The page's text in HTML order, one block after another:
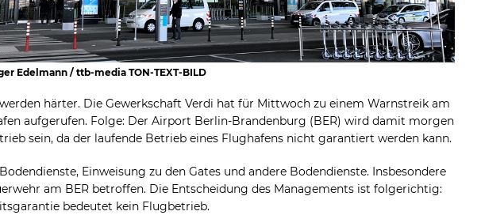
Edelmann / ttb-media TON-TEXT-BILD
härter. Die Gewerkschaft Verdi hat für Mittwoch zu einem Warnstreik am
aufgerufen. Folge: Der Airport Berlin-Brandenburg (BER) wird damit morgen
sein, da der laufende Betrieb eines Flughafens nicht garantiert werden kann.
Einweisung zu den Gates und andere Bodendienste. Insbesondere
am BER betroffen. Die Entscheidung des Managements ist folgerichtig:
bedeutet kein Flugbetrieb.